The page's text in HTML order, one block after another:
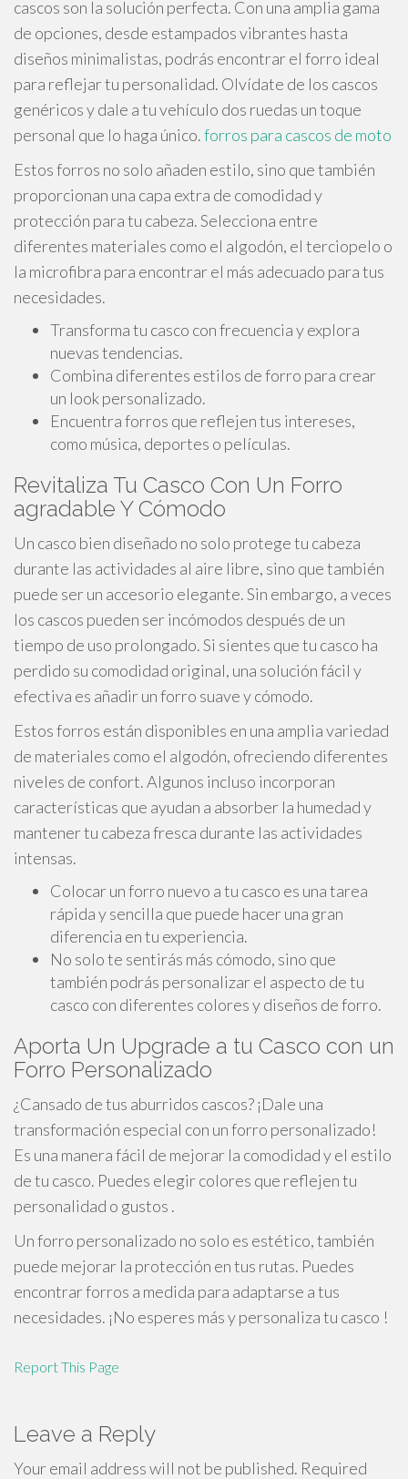
cascos son la solución perfecta. Con una amplia gama
de opciones, desde estampados vibrantes hasta
diseños minimalistas, podrás encontrar el forro ideal
para reflejar tu personalidad. Olvídate de los cascos
genéricos y dale a tu vehículo dos ruedas un toque
personal que lo haga único.forros para cascos de moto
Estos forros no solo añaden estilo, sino que también
proporcionan una capa extra de comodidad y
protección para tu cabeza. Selecciona entre
diferentes materiales como el algodón, el terciopelo o
la microfibra para encontrar el más adecuado para tus
necesidades.
Transforma tu casco con frecuencia y explora
nuevas tendencias.
Combina diferentes estilos de forro para crear
un look personalizado.
Encuentra forros que reflejen tus intereses,
como música, deportes o películas.
Revitaliza Tu Casco Con Un Forro
agradable Y Cómodo
Un casco bien diseñado no solo protege tu cabeza
durante las actividades al aire libre, sino que también
puede ser un accesorio elegante. Sin embargo, a veces
los cascos pueden ser incómodos después de un
tiempo de uso prolongado. Si sientes que tu casco ha
perdido su comodidad original, una solución fácil y
efectiva es añadir un forro suave y cómodo.
Estos forros están disponibles en una amplia variedad
de materiales como el algodón, ofreciendo diferentes
niveles de confort. Algunos incluso incorporan
características que ayudan a absorber la humedad y
mantener tu cabeza fresca durante las actividades
intensas.
Colocar un forro nuevo a tu casco es una tarea
rápida y sencilla que puede hacer una gran
diferencia en tu experiencia.
No solo te sentirás más cómodo, sino que
también podrás personalizar el aspecto de tu
casco con diferentes colores y diseños de forro.
Aporta Un Upgrade a tu Casco con un
Forro Personalizado
¿Cansado de tus aburridos cascos? ¡Dale una
transformación especial con un forro personalizado!
Es una manera fácil de mejorar la comodidad y el estilo
de tu casco. Puedes elegir colores que reflejen tu
personalidad o gustos .
Un forro personalizado no solo es estético, también
puede mejorar la protección en tus rutas. Puedes
encontrar forros a medida para adaptarse a tus
necesidades. ¡No esperes más y personaliza tu casco !
Report This Page
Leave a Reply
Your email address will not be published. Required